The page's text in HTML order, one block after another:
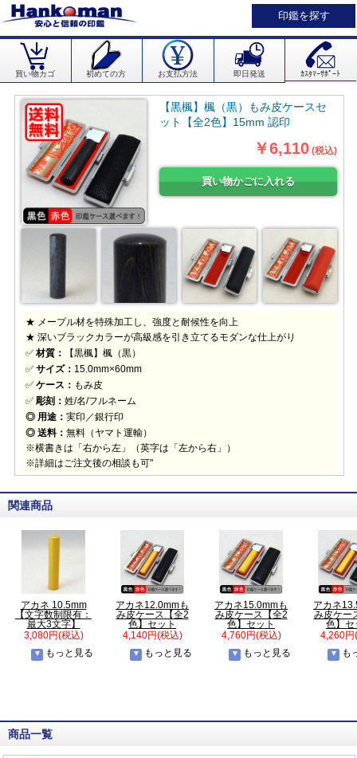
印鑑を探す
買い物カゴ 初めての方 お支払方法 即日発送 ｶｽﾀﾏｰｻﾎﾟｰﾄ
【黒楓】楓（黒）もみ皮ケースセ
ット【全2色】15mm 認印
￥6,110 (税込)
★ メープル材を特殊加工し、強度と耐候性を向上
★ 深いブラックカラーが高級感を引き立てるモダンな仕上がり
✅ 材質：
【黒楓】楓（黒）
✅ サイズ： 15.0mm×60mm
✅ ケース： もみ皮
✅ 彫刻： 姓/名/フルネーム
◎ 用途： 実印／銀行印
◎ 送料： 無料（ヤマト運輸）
※横書きは「右から左」（英字は「左から右」）
※詳細はご注文後の相談も可"
関連商品
アカネ 10.5mm
【文字数制限有：
最大3文字】
3,080円(税込)
もっと見る
アカネ12.0mmも
み皮ケース【全2
色】セット
4,140円(税込)
もっと見る
アカネ15.0mmも
み皮ケース【全2
色】セット
4,760円(税込)
もっと見る
アカネ
み皮ケー
色】セ
4,260円
も
商品一覧